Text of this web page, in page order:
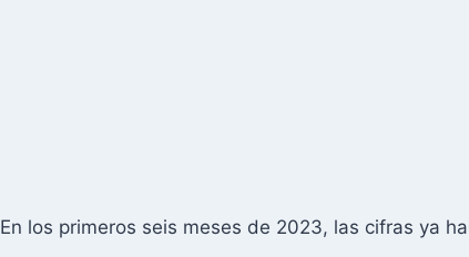
En los primeros seis meses de 2023, las cifras ya